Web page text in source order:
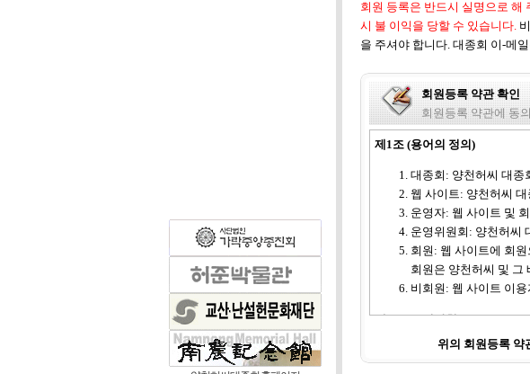
회원 등록은 반드시 실명으로 해
시 불 이익을 당할 수 있습니다.
을 주셔야 합니다. 대종회 이-메
회원등록 약관 확인
회원등록 약관에 동
제1조 (용어의 정의)
대종회: 양천허씨 대종
웹 사이트: 양천허씨
운영자: 웹 사이트 및
운영위원회: 양천허씨
회원: 웹 사이트에 회
회원은 양천허씨 및 그
비회원: 웹 사이트 이
제2조 (운영방침)
대종회와 회원 및 비회원들
위의 회원등록